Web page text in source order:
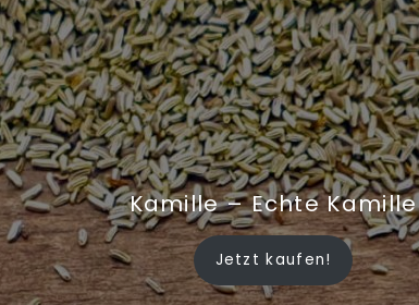
Kamille – Echte Kamille
Jetzt kaufen!